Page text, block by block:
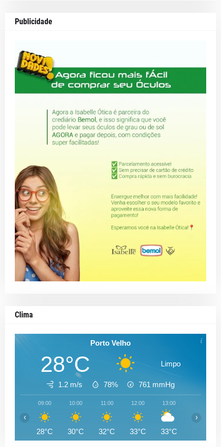
Publicidade
Clima
Porto Velho
28°C Limpo
1.2 m/s 78% 761 mmHg
09:00
28°C
10:00
30°C
11:00
32°C
12:00
33°C
13:00
33°C
‹ ›